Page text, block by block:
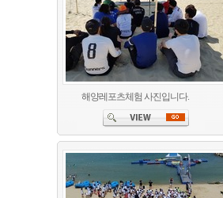
해양레포츠체험 사진입니다.